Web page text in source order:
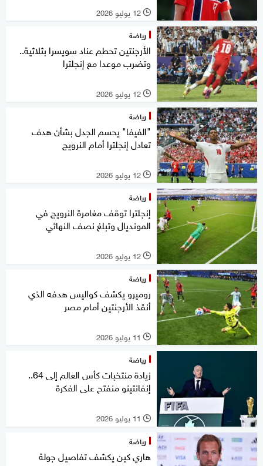
l 12 يوليو 2026
رياضة
الأرجنتين تحطم عناد سويسرا بثلاثية..
وتضرب موعدا مع إنجلترا
l 12 يوليو 2026
رياضة
"الفيفا" يحسم الجدل بشأن هدف
تعادل إنجلترا أمام النرويج
l 12 يوليو 2026
رياضة
إنجلترا توقف مغامرة النرويج في
المونديال وتبلغ نصف النهائي
l 12 يوليو 2026
رياضة
روميرو يكشف كواليس هدفه الذي
أنقذ الأرجنتين أمام مصر
l 11 يوليو 2026
رياضة
زيادة منتخبات كأس العالم إلى 64..
إنفانتينو منفتح على الفكرة
l 11 يوليو 2026
رياضة
هاري كين يكشف تفاصيل جولة